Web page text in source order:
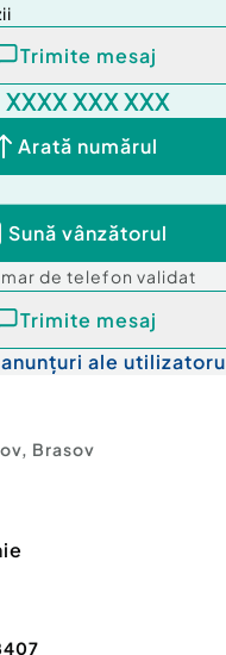
Trimite mesaj
XXXX XXX XXX
Arată numărul
Sună vânzătorul
de telefon validat
Trimite mesaj
ale
, Brasov